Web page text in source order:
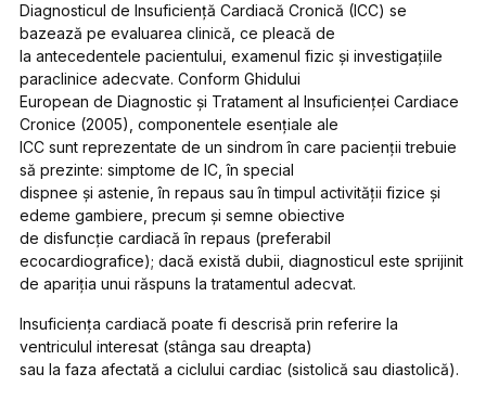
Diagnosticul de Insuficienţă Cardiacă Cronică (ICC) se
bazează pe evaluarea clinică, ce pleacă de
la antecedentele pacientului, examenul fizic şi investigaţiile
paraclinice adecvate. Conform Ghidului
European de Diagnostic şi Tratament al Insuficienţei Cardiace
Cronice (2005), componentele esenţiale ale
ICC sunt reprezentate de un sindrom în care pacienţii trebuie
să prezinte: simptome de IC, în special
dispnee şi astenie, în repaus sau în timpul activităţii fizice şi
edeme gambiere, precum şi semne obiective
de disfuncţie cardiacă în repaus (preferabil
ecocardiografice); dacă există dubii, diagnosticul este sprijinit
de apariţia unui răspuns la tratamentul adecvat.
Insuficienţa cardiacă poate fi descrisă prin referire la
ventriculul interesat (stânga sau dreapta)
sau la faza afectată a ciclului cardiac (sistolică sau diastolică).